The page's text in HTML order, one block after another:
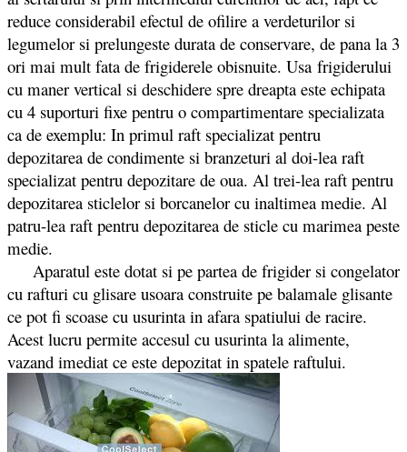
reduce considerabil efectul de ofilire a verdeturilor si
legumelor si prelungeste durata de conservare, de pana la 3
ori mai mult fata de frigiderele obisnuite. Usa frigiderului
cu maner vertical si deschidere spre dreapta este echipata
cu 4 suporturi fixe pentru o compartimentare specializata
ca de exemplu: In primul raft specializat pentru
depozitarea de condimente si branzeturi al doi-lea raft
specializat pentru depozitare de oua. Al trei-lea raft pentru
depozitarea sticlelor si borcanelor cu inaltimea medie. Al
patru-lea raft pentru depozitarea de sticle cu marimea peste
medie.
Aparatul este dotat si pe partea de frigider si congelator
cu rafturi cu glisare usoara construite pe balamale glisante
ce pot fi scoase cu usurinta in afara spatiului de racire.
Acest lucru permite accesul cu usurinta la alimente,
vazand imediat ce este depozitat in spatele raftului.